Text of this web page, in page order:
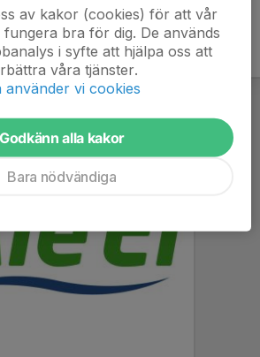
av kakor (cookies) för att vår
bra för dig. De används
i syfte att hjälpa oss att
våra tjänster.
använder vi cookies
Godkänn alla kakor
Bara nödvändiga